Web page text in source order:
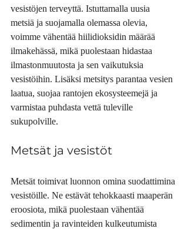
vesistöjen terveyttä. Istuttamalla uusia
metsiä ja suojamalla olemassa olevia,
voimme vähentää hiilidioksidin määrää
ilmakehässä, mikä puolestaan hidastaa
ilmastonmuutosta ja sen vaikutuksia
vesistöihin. Lisäksi metsitys parantaa vesien
laatua, suojaa rantojen ekosysteemejä ja
varmistaa puhdasta vettä tuleville
sukupolville.
Metsät ja vesistöt
Metsät toimivat luonnon omina suodattimina
vesistöille. Ne estävät tehokkaasti maaperän
eroosiota, mikä puolestaan vähentää
sedimentin ja ravinteiden kulkeutumista